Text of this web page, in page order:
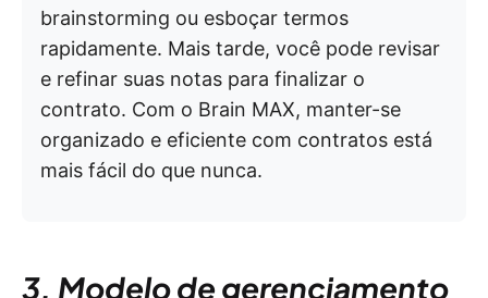
brainstorming ou esboçar termos
rapidamente. Mais tarde, você pode revisar
e refinar suas notas para finalizar o
contrato. Com o Brain MAX, manter-se
organizado e eficiente com contratos está
mais fácil do que nunca.
3. Modelo de gerenciamento